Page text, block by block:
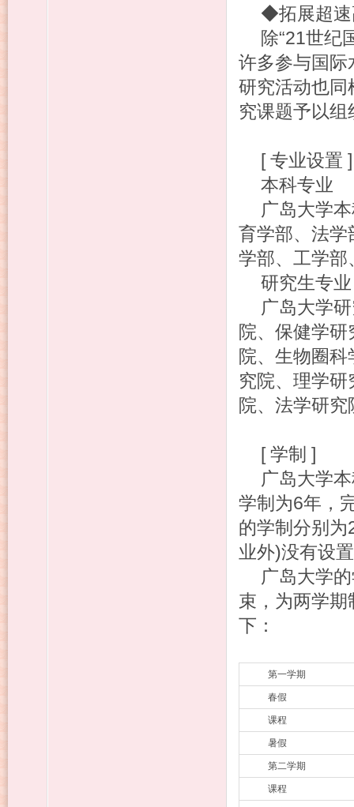
◆拓展超速
除“21世纪
许多参与国际
研究活动也同
究课题予以
[ 专业设置
本科专业
广岛大学
育学部、法学
学部、工学部
研究生专业
广岛大学
院、保健学
院、生物圈
究院、理学
院、法学研究
[ 学制 ]
广岛大学
学制为6年，
的学制分别
业外)没有设
广岛大学
束，为两学
下：
第一学期
春假
课程
暑假
第二学期
课程